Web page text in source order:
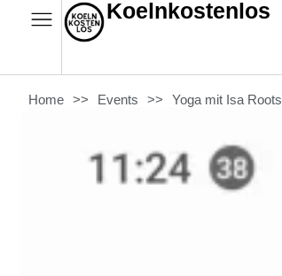
Koelnkostenlos
Home >> Events >> Yoga mit Isa Roots